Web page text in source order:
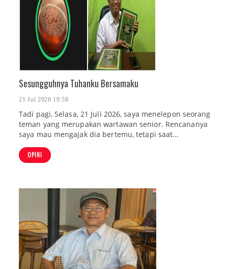
Sesungguhnya Tuhanku Bersamaku
21 Jul 2026 19:58
Tadi pagi, Selasa, 21 Juli 2026, saya menelepon seorang
teman yang merupakan wartawan senior. Rencananya
saya mau mengajak dia bertemu, tetapi saat...
OPINI